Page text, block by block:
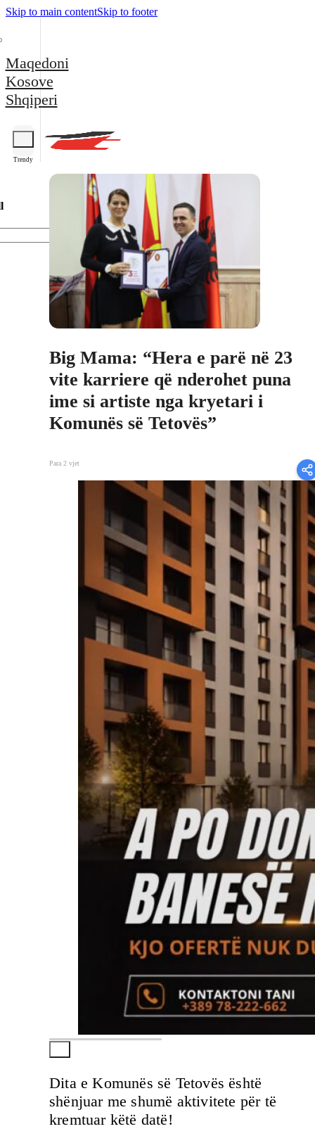
Skip to main contentSkip to footer
Maqedoni
Kosove
Shqiperi
Trendy
Big Mama: “Hera e parë në 23
vite karriere që nderohet puna
ime si artiste nga kryetari i
Komunës së Tetovës”
Para 2 vjet
Dita e Komunës së Tetovës është
shënjuar me shumë aktivitete për të
kremtuar këtë datë!